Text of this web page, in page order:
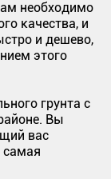
необходимо
качества, и
и дешево,
этого
грунта с
Вы
вас
самая